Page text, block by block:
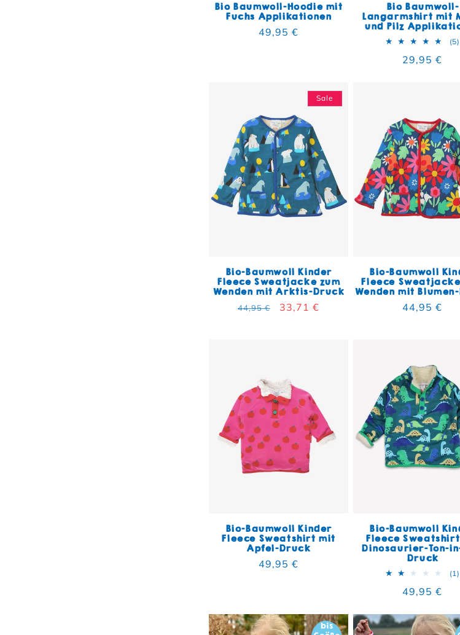
Bio Baumwoll-Hoodie mit
Fuchs Applikationen
Normaler Preis
49,95 €
Bio Baumwoll-
Langarmshirt mit
und Pilz
(5)
Normaler
29,95 €
Sale
Bio-Baumwoll Kinder
Fleece Sweatjacke zum
Wenden mit Arktis-Druck
Normaler Preis
44,95 € Verkaufspreis
33,71 €
Bio-Baumwoll
Fleece
Wenden mit
Normaler
44,95 €
Bio-Baumwoll Kinder
Fleece Sweatshirt mit
Apfel-Druck
Normaler Preis
49,95 €
Bio-Baumwoll
Fleece
Dinosaurier-Ton-
Druck
(1)
Normaler
49,95 €